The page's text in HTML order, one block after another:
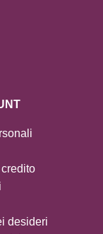
desideri